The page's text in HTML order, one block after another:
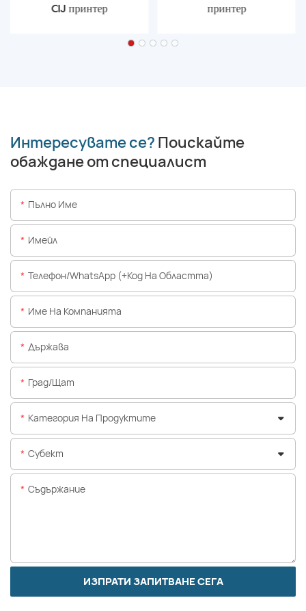
CIJ принтер
принтер
Интересувате се? Поискайте
обаждане от специалист
Пълно Име
Имейл
Телефон/WhatsApp (+Код На Областта)
Име На Компанията
Държава
Град/щат
Категория На Продуктите
Субект
Съдържание
ИЗПРАТИ ЗАПИТВАНЕ СЕГА